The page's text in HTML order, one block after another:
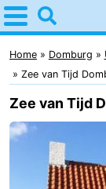
Home
Domburg
Tipps
Für
kindern
Webcam
Home Domburg
Zee van Tijd
Zee van Tijd